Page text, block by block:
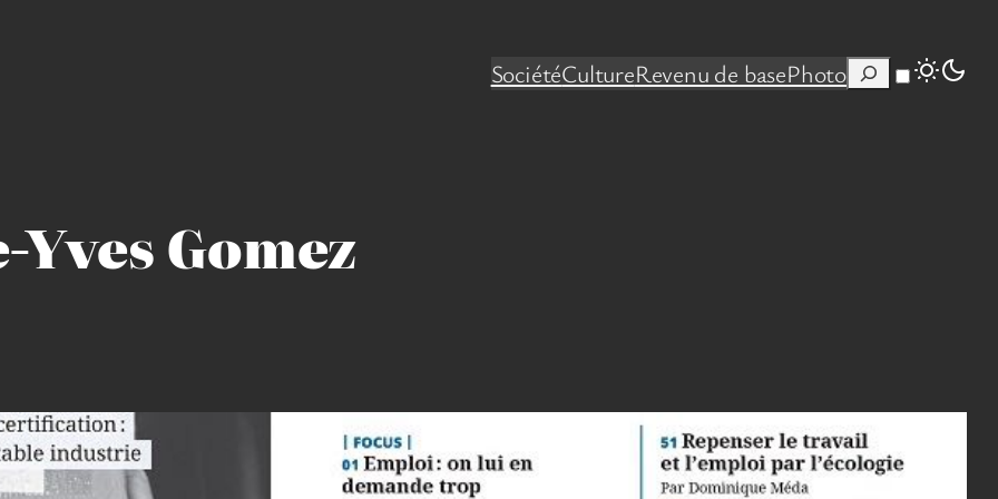
SociétéCultureRevenu de basePhotoRechercher
Gomez